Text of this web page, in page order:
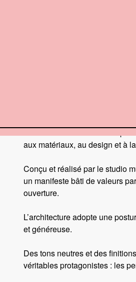
aux matériaux, au design et à
Conçu et réalisé par le studio
un manifeste bâti de valeurs
ouverture.
L’architecture adopte une
et généreuse.
Des tons neutres et des
véritables protagonistes : les